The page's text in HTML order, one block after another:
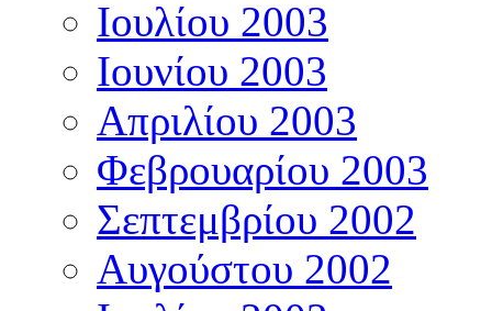
Ιουλίου 2003
Ιουνίου 2003
Απριλίου 2003
Φεβρουαρίου 2003
Σεπτεμβρίου 2002
Αυγούστου 2002